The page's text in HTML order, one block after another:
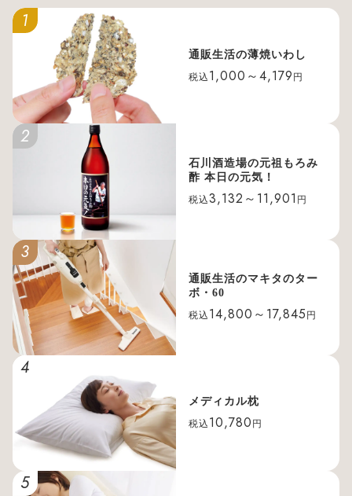
1
通販生活の薄焼いわし
税込 1,000～4,179 円
2
石川酒造場の元祖もろみ
酢 本日の元気！
税込3,132～11,901 円
3
通販生活のマキタのター
ボ・60
税込 14,800～17,845 円
4
メディカル枕
税込 10,780 円
5